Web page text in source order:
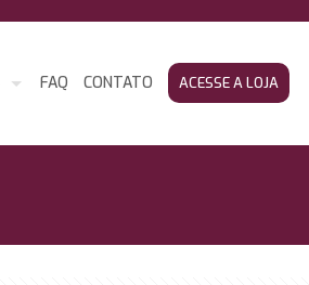
FAQ CONTATO ACESSE A LOJA